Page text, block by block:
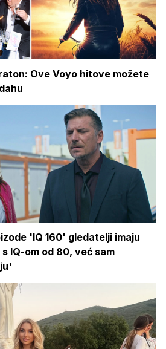
Ove Voyo hitove možete
'IQ 160' gledatelji imaju
IQ-om od 80, već sam